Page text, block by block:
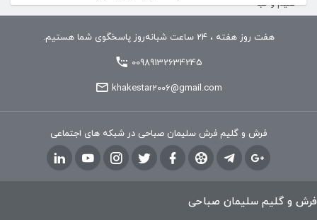
هفت روز هفته ، 24 ساعت شبانه‌روز پاسخگوی شما هستیم.
00989132634245
khakestar2006@gmail.com
فرش و گلیم فرش سلیمان صباحی در شبکه های اجتماعی
فرش و گلیم سلیمان صباحی